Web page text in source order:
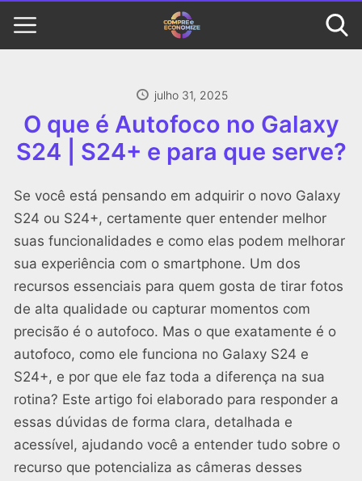
julho 31, 2025
O que é Autofoco no Galaxy
S24 | S24+ e para que serve?
Se você está pensando em adquirir o novo Galaxy
S24 ou S24+, certamente quer entender melhor
suas funcionalidades e como elas podem melhorar
sua experiência com o smartphone. Um dos
recursos essenciais para quem gosta de tirar fotos
de alta qualidade ou capturar momentos com
precisão é o autofoco. Mas o que exatamente é o
autofoco, como ele funciona no Galaxy S24 e
S24+, e por que ele faz toda a diferença na sua
rotina? Este artigo foi elaborado para responder a
essas dúvidas de forma clara, detalhada e
acessível, ajudando você a entender tudo sobre o
recurso que potencializa as câmeras desses